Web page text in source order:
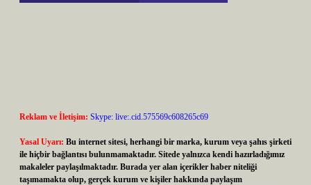
Reklam ve İletişim: Skype: live:.cid.575569c608265c69
Yasal Uyarı: Bu internet sitesi, herhangi bir marka, kurum veya şahıs şirketi
ile hiçbir bağlantısı bulunmamaktadır. Sitede yalnızca kendi hazırladığımız
makaleler paylaşılmaktadır. Burada yer alan içerikler haber niteliği
taşımamakta olup, gerçek kurum ve kişiler hakkında paylaşım